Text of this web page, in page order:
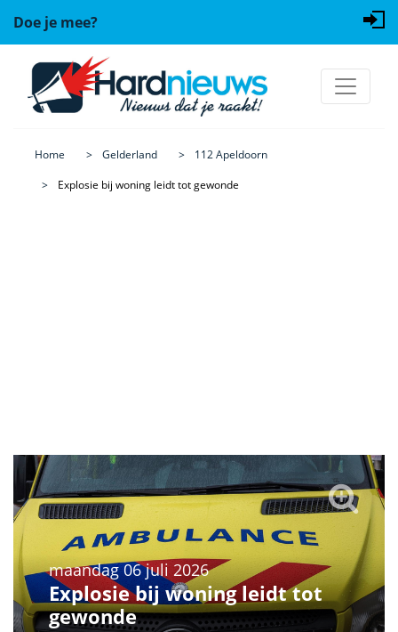
Doe je mee?
Home Gelderland
112 Apeldoorn
Explosie bij woning leidt tot gewonde
maandag 06 juli 2026
Explosie bij woning leidt tot
gewonde